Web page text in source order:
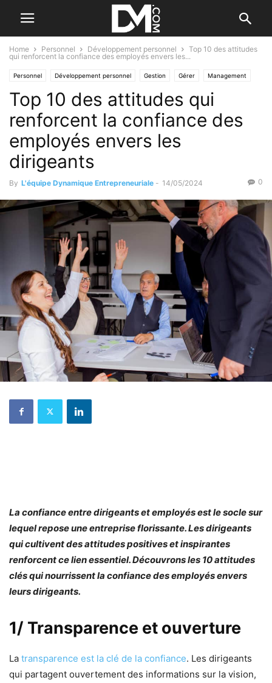
Home Personnel Développement personnel
Top 10 des attitudes
qui renforcent la confiance des employés envers les...
Personnel Développement personnel Gestion Gérer Management
Les qualités de l'entrepreneur
Top 10 des attitudes qui
renforcent la confiance des
employés envers les
dirigeants
By L'équipe Dynamique Entrepreneuriale - 14/05/2024 0
La confiance entre dirigeants et employés est le socle sur
lequel repose une entreprise florissante. Les dirigeants
qui cultivent des attitudes positives et inspirantes
renforcent ce lien essentiel. Découvrons les 10 attitudes
clés qui nourrissent la confiance des employés envers
leurs dirigeants.
1/ Transparence et ouverture
La transparence est la clé de la confiance. Les dirigeants
qui partagent ouvertement des informations sur la vision,